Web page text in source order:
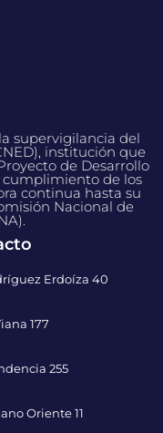
supervigilancia del
institución que
de Desarrollo
cumplimiento de los
continua hasta su
Nacional de
Erdoíza 40
177
255
Oriente 11